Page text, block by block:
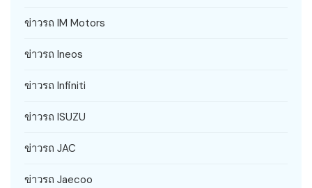
ข่าวรถ IM Motors
ข่าวรถ Ineos
ข่าวรถ Infiniti
ข่าวรถ ISUZU
ข่าวรถ JAC
ข่าวรถ Jaecoo